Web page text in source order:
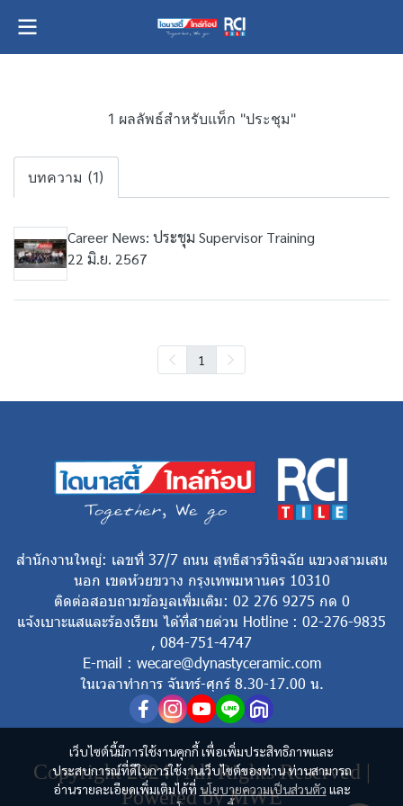
1 ผลลัพธ์สำหรับแท็ก "ประชุม"
บทความ (1)
Career News: ประชุม Supervisor Training
22 มิ.ย. 2567
1
เว็บไซต์นี้มีการใช้งานคุกกี้ เพื่อเพิ่มประสิทธิภาพและ
ประสบการณ์ที่ดีในการใช้งานเว็บไซต์ของท่าน ท่านสามารถ
อ่านรายละเอียดเพิ่มเติมได้ที่ นโยบายความเป็นส่วนตัว และ
สำนักงานใหญ่: เลขที่ 37/7 ถนน สุทธิสารวินิจฉัย แขวงสามเสน
นอก เขตห้วยขวาง กรุงเทพมหานคร 10310
ติดต่อสอบถามข้อมูลเพิ่มเติม: 02 276 9275 กด 0
แจ้งเบาะแสและร้องเรียน ได้ที่สายด่วน Hotline : 02-276-9835
, 084-751-4747
E-mail : wecare@dynastyceramic.com
ในเวลาทำการ จันทร์-ศุกร์ 8.30-17.00 น.
Copyright 2024 | All Rights Reserved |
Powered by MWE